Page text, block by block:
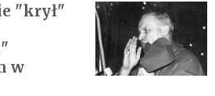
"krył"
w